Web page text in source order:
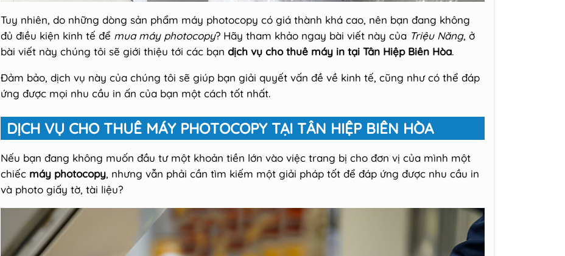
Tuy nhiên, do những dòng sản phẩm máy photocopy có giá thành khá cao, nên bạn đang không
đủ điều kiện kinh tế để mua máy photocopy? Hãy tham khảo ngay bài viết này của Triệu Năng, ở
bài viết này chúng tôi sẽ giới thiệu tới các bạn dịch vụ cho thuê máy in tại Tân Hiệp Biên Hòa.
Đảm bảo, dịch vụ này của chúng tôi sẽ giúp bạn giải quyết vấn đề về kinh tế, cũng như có thể đáp
ứng được mọi nhu cầu in ấn của bạn một cách tốt nhất.
DỊCH VỤ CHO THUÊ MÁY PHOTOCOPY TẠI TÂN HIỆP BIÊN HÒA
Nếu bạn đang không muốn đầu tư một khoản tiền lớn vào việc trang bị cho đơn vị của mình một
chiếc máy photocopy, nhưng vẫn phải cần tìm kiếm một giải pháp tốt để đáp ứng được nhu cầu in
và photo giấy tờ, tài liệu?